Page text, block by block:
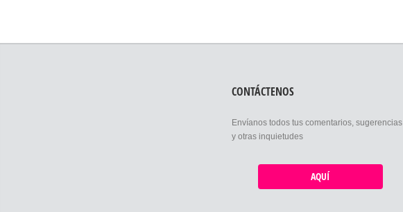
CONTÁCTENOS
Envíanos todos tus comentarios, sugerencias
y otras inquietudes
AQUÍ